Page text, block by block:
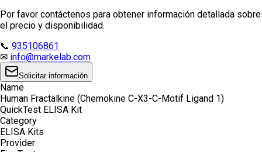
Por favor contáctenos para obtener información detallada sobre
el precio y disponibilidad.
📞 935106861
✉ info@markelab.com
Solicitar información
Name
Human Fractalkine (Chemokine C-X3-C-Motif Ligand 1)
QuickTest ELISA Kit
Category
ELISA Kits
Provider